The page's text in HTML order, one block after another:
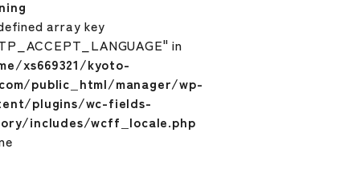
array key
in
xs669321/kyoto-
public_html/manager/wp-
plugins/wc-fields-
includes/wcff_locale.php